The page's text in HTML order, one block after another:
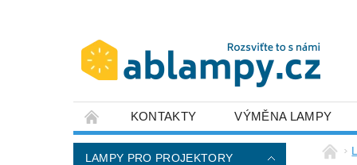
KONTAKTY VÝMĚNA LAMPY
LAMPY PRO PROJEKTORY